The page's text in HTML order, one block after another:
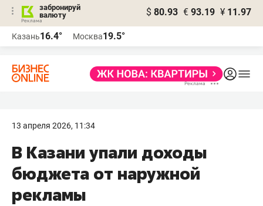
забронируй
валюту
$ 80.93 € 93.19 ¥ 11.97
Казань16.4° Москва19.5°
13 апреля 2026, 11:34
В Казани упали доходы
бюджета от наружной
рекламы